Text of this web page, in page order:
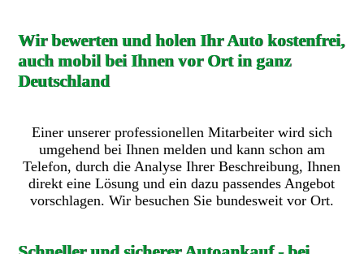
Wir bewerten und holen Ihr Auto kostenfrei,
auch mobil bei Ihnen vor Ort in ganz
Deutschland
Einer unserer professionellen Mitarbeiter wird sich
umgehend bei Ihnen melden und kann schon am
Telefon, durch die Analyse Ihrer Beschreibung, Ihnen
direkt eine Lösung und ein dazu passendes Angebot
vorschlagen. Wir besuchen Sie bundesweit vor Ort.